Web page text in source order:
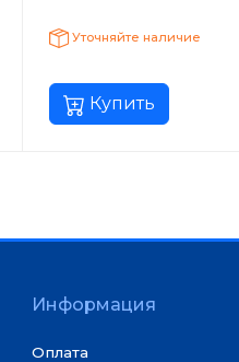
Уточняйте наличие
Купить
Информация
Оплата